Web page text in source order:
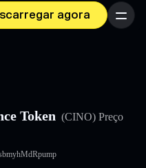
agora Menu
Token (CINO)Preço